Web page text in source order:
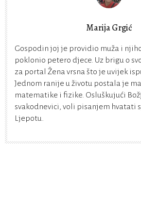
Marija Grgić
Gospodin joj je providio muža i
poklonio petero djece. Uz brigu o
za portal Žena vrsna što je uvijek
Jednom ranije u životu postala je
matematike i fizike. Osluškujući
svakodnevici, voli pisanjem hvatati
Ljepotu.